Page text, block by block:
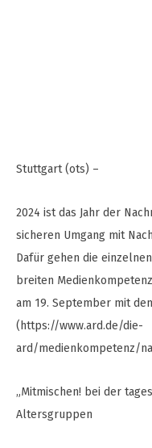
Stuttgart (ots) –
2024 ist das Jahr der
sicheren Umgang mit
Dafür gehen die
breiten
am 19. September mit
(https://www.ard.de/die-
ard/medienkompetenz/
„Mitmischen! bei der
Altersgruppen